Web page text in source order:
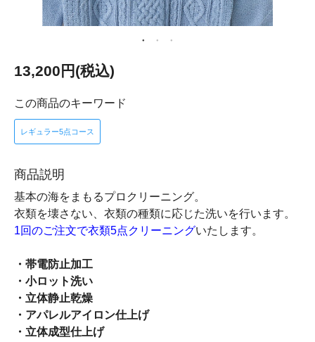
13,200円(税込)
この商品のキーワード
レギュラー5点コース
商品説明
基本の海をまもるプロクリーニング。
衣類を壊さない、衣類の種類に応じた洗いを行います。
1回のご注文で衣類5点クリーニングいたします。
・帯電防止加工
・小ロット洗い
・立体静止乾燥
・アパレルアイロン仕上げ
・立体成型仕上げ